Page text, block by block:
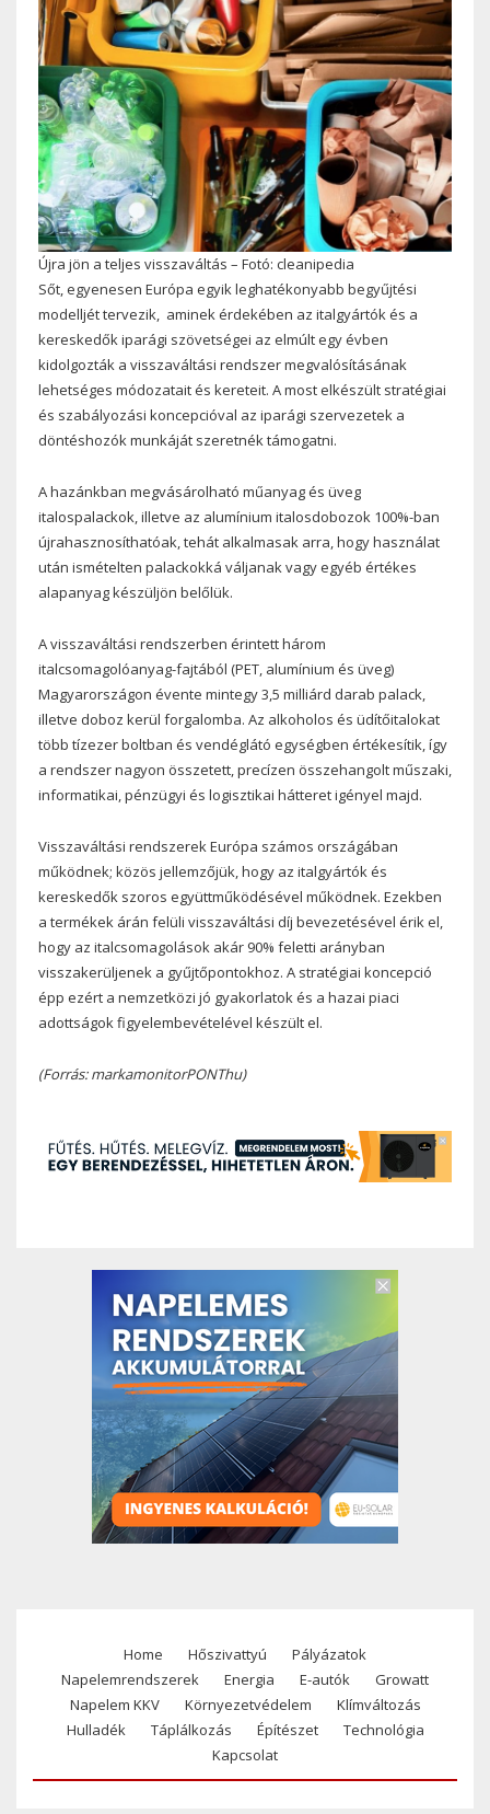
Újra jön a teljes visszaváltás – Fotó: cleanipedia
Sőt, egyenesen Európa egyik leghatékonyabb begyűjtési
modelljét tervezik, aminek érdekében az italgyártók és a
kereskedők iparági szövetségei az elmúlt egy évben
kidolgozták a visszaváltási rendszer megvalósításának
lehetséges módozatait és kereteit. A most elkészült stratégiai
és szabályozási koncepcióval az iparági szervezetek a
döntéshozók munkáját szeretnék támogatni.
A hazánkban megvásárolható műanyag és üveg
italospalackok, illetve az alumínium italosdobozok 100%-ban
újrahasznosíthatóak, tehát alkalmasak arra, hogy használat
után ismételten palackokká váljanak vagy egyéb értékes
alapanyag készüljön belőlük.
A visszaváltási rendszerben érintett három
italcsomagolóanyag-fajtából (PET, alumínium és üveg)
Magyarországon évente mintegy 3,5 milliárd darab palack,
illetve doboz kerül forgalomba. Az alkoholos és üdítőitalokat
több tízezer boltban és vendéglátó egységben értékesítik, így
a rendszer nagyon összetett, precízen összehangolt műszaki,
informatikai, pénzügyi és logisztikai hátteret igényel majd.
Visszaváltási rendszerek Európa számos országában
működnek; közös jellemzőjük, hogy az italgyártók és
kereskedők szoros együttműködésével működnek. Ezekben
a termékek árán felüli visszaváltási díj bevezetésével érik el,
hogy az italcsomagolások akár 90% feletti arányban
visszakerüljenek a gyűjtőpontokhoz. A stratégiai koncepció
épp ezért a nemzetközi jó gyakorlatok és a hazai piaci
adottságok figyelembevételével készült el.
(Forrás: markamonitorPONThu)
Footer
menu
Home Hőszivattyú
Pályázatok
Napelemrendszerek
Energia E-autók
Growatt
Napelem KKV
Környezetvédelem
Klímváltozás
Hulladék
Táplálkozás Építészet
Technológia
Kapcsolat